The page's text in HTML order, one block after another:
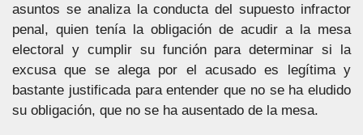
asuntos se analiza la conducta del supuesto infractor
penal, quien tenía la obligación de acudir a la mesa
electoral y cumplir su función para determinar si la
excusa que se alega por el acusado es legítima y
bastante justificada para entender que no se ha eludido
su obligación, que no se ha ausentado de la mesa.